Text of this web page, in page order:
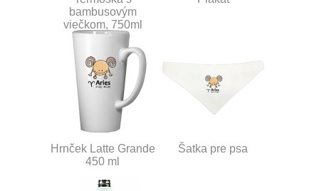
bambusovým
viečkom, 750ml
Hrnček Latte Grande
450 ml
Šatka pre psa